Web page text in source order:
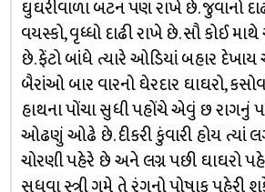
ઘુઘરીવાળા બટન પણ રાખે છે. જુવાનો
વયસ્કો, વૃધ્ધો દાઢી રાખે છે. સૌ કોઈ
છે. ફેંટો બાંધે ત્યારે ઓડિયાં બહાર
બૈરાંઓ બાર વારનો ઘેરદાર ઘાઘરો,
હાથના પોંચા સુધી પહોંચે એવું છ રાગનું
ઓઢણું ઓઢે છે. દીકરી કુંવારી હોય ત્યાં
ચોરણી પહેરે છે અને લગ્ન પછી ઘાઘરો